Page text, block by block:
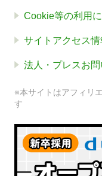
Cookie等の利用
サイトアクセス
法人・プレスお
※本サイトはアフィリ
す